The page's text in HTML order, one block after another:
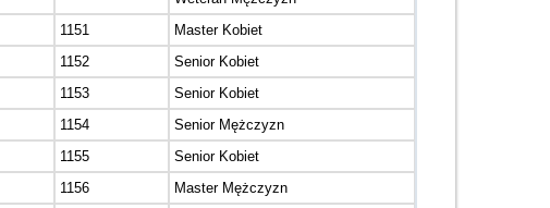
1151
Master Kobiet
1152
Senior Kobiet
1153
Senior Kobiet
1154
Senior Mężczyzn
1155
Senior Kobiet
1156
Master Mężczyzn